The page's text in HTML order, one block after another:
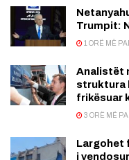
Trumpit:
1 ORË MË
Analistët
struktura
frikësuar
3 ORË MË
Largohet
i